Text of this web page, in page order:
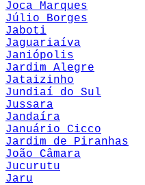
Joca Marques
Júlio Borges
Jaboti
Jaguariaíva
Janiópolis
Jardim Alegre
Jataizinho
Jundiaí do Sul
Jussara
Jandaíra
Januário Cicco
Jardim de Piranhas
João Câmara
Jucurutu
Jaru